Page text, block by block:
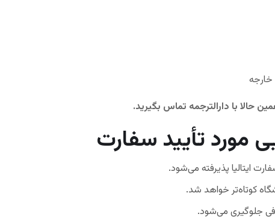
خارجه
حالا با دارالترجمه تماس بگیرید.
مورد تأیید سفارت
ایتالیا پذیرفته می‌شود.
کوتاه‌تر خواهد شد.
جلوگیری می‌شود.